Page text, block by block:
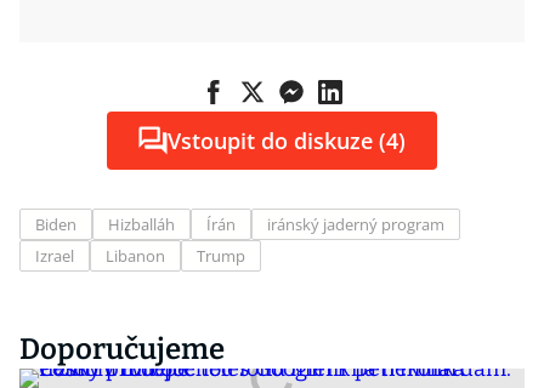
Vstoupit do diskuze (4)
Biden Hizballáh Írán
iránský jaderný program
Izrael
Libanon Trump
Doporučujeme